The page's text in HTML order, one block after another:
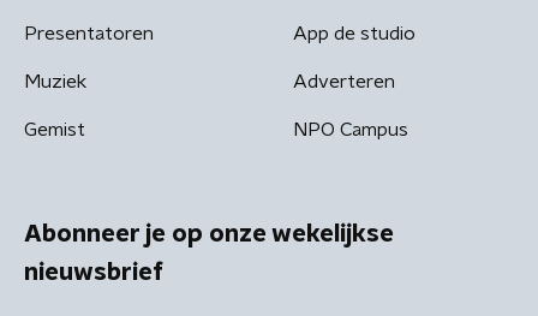
Presentatoren
Muziek
Gemist
App de studio
Adverteren
NPO Campus
Abonneer je op onze wekelijkse
nieuwsbrief